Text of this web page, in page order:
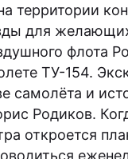
территории
для
флота
ТУ-154.
самолёта и
Родиков.
откроется